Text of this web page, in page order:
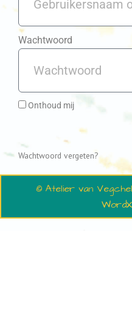
Wachtwoord
Onthoud mij
Wachtwoord vergeten?
© Atelier van